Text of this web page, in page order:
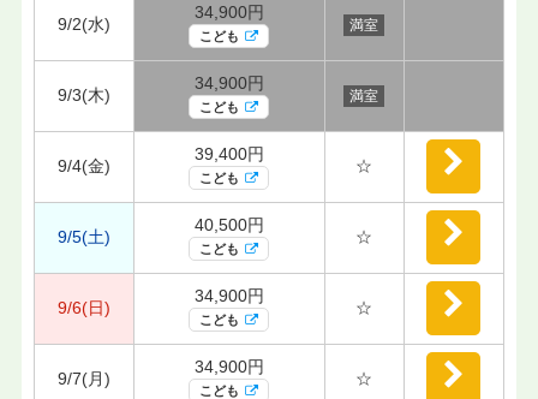
9/2(水)
34,900円
こども
満室
9/3(木)
34,900円
こども
満室
9/4(金)
39,400円
こども
☆
9/5(土)
40,500円
こども
☆
9/6(日)
34,900円
こども
☆
9/7(月)
34,900円
こども
☆